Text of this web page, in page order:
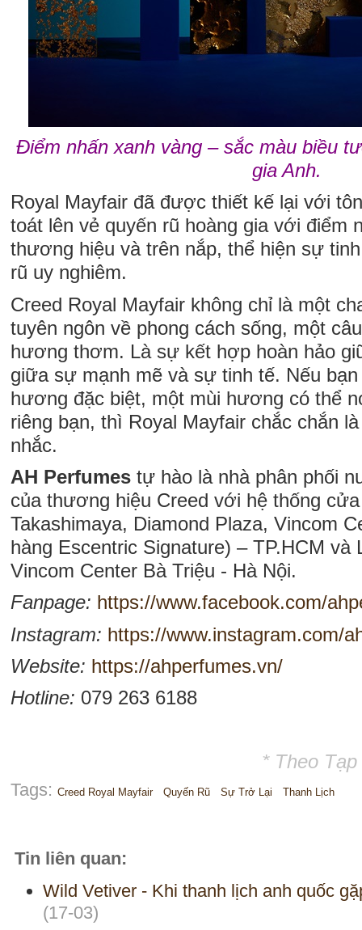
Điểm nhấn xanh vàng – sắc màu biều
gia Anh.
Royal Mayfair đã được thiết kế lại với
toát lên vẻ quyến rũ hoàng gia với điểm
thương hiệu và trên nắp, thể hiện sự
rũ uy nghiêm.
Creed Royal Mayfair không chỉ là một
tuyên ngôn về phong cách sống, một
hương thơm. Là sự kết hợp hoàn hảo
giữa sự mạnh mẽ và sự tinh tế. Nếu
hương đặc biệt, một mùi hương có thể
riêng bạn, thì Royal Mayfair chắc chắn
nhắc.
AH Perfumes tự hào là nhà phân phối
của thương hiệu Creed với hệ thống
Takashimaya, Diamond Plaza, Vincom
hàng Escentric Signature) – TP.HCM và
Vincom Center Bà Triệu - Hà Nội.
Fanpage: https://www.facebook.com/
Instagram: https://www.instagram.com/
Website: https://ahperfumes.vn/
Hotline: 079 263 6188
* Theo
Tags: Creed Royal Mayfair Quyến Rũ Sự Trở Lại Thanh Lịch
Tin liên quan:
Wild Vetiver - Khi thanh lịch anh quốc
(17-03)